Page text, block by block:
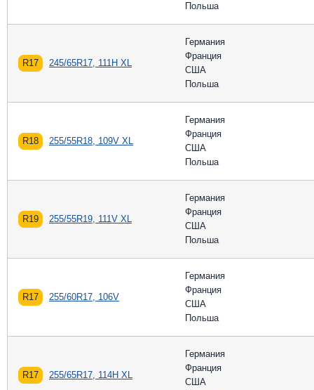
Польша
R17 245/65R17, 111H XL
Германия
Франция
США
Польша
R18 255/55R18, 109V XL
Германия
Франция
США
Польша
R19 255/55R19, 111V XL
Германия
Франция
США
Польша
R17 255/60R17, 106V
Германия
Франция
США
Польша
R17 255/65R17, 114H XL
Германия
Франция
США